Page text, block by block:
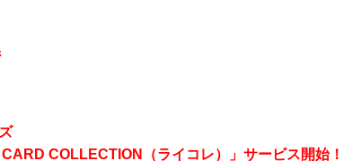
COLLECTION（ライコレ）」サービス開始！